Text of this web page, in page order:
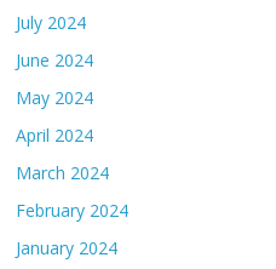
July 2024
June 2024
May 2024
April 2024
March 2024
February 2024
January 2024